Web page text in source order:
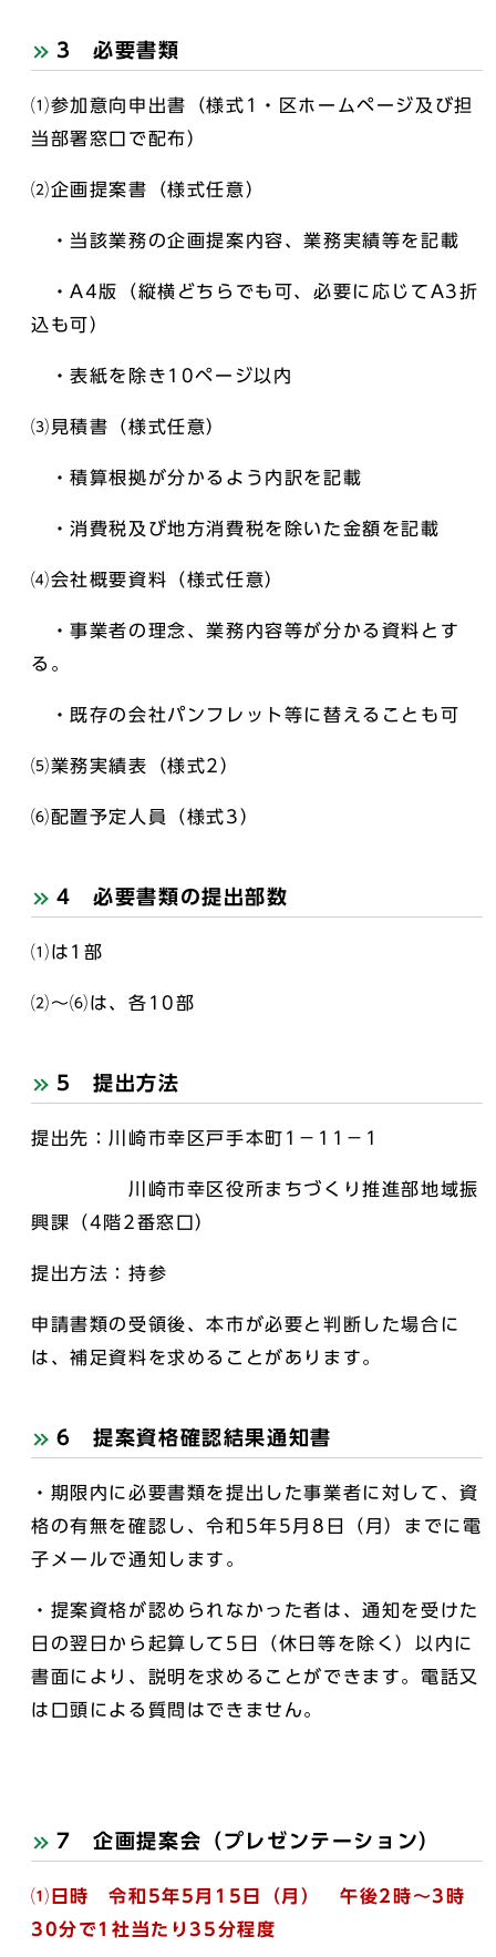
3 必要書類
⑴参加意向申出書（様式1・区ホームページ及び担
当部署窓口で配布）
⑵企画提案書（様式任意）
・当該業務の企画提案内容、業務実績等を記載
・A4版（縦横どちらでも可、必要に応じてA3折
込も可）
・表紙を除き10ページ以内
⑶見積書（様式任意）
・積算根拠が分かるよう内訳を記載
・消費税及び地方消費税を除いた金額を記載
⑷会社概要資料（様式任意）
・事業者の理念、業務内容等が分かる資料とす
る。
・既存の会社パンフレット等に替えることも可
⑸業務実績表（様式2）
⑹配置予定人員（様式3）
4 必要書類の提出部数
⑴は1部
⑵～⑹は、各10部
5 提出方法
提出先：川崎市幸区戸手本町1－11－1
川崎市幸区役所まちづくり推進部地域振
興課（4階2番窓口）
提出方法：持参
申請書類の受領後、本市が必要と判断した場合に
は、補足資料を求めることがあります。
6 提案資格確認結果通知書
・期限内に必要書類を提出した事業者に対して、資
格の有無を確認し、令和5年5月8日（月）までに電
子メールで通知します。
・提案資格が認められなかった者は、通知を受けた
日の翌日から起算して5日（休日等を除く）以内に
書面により、説明を求めることができます。電話又
は口頭による質問はできません。
7 企画提案会（プレゼンテーション）
⑴日時 令和5年5月15日（月） 午後2時～3時
30分で1社当たり35分程度